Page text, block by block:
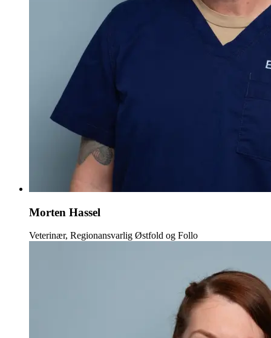
Morten Hassel
Veterinær, Regionansvarlig Østfold og Follo